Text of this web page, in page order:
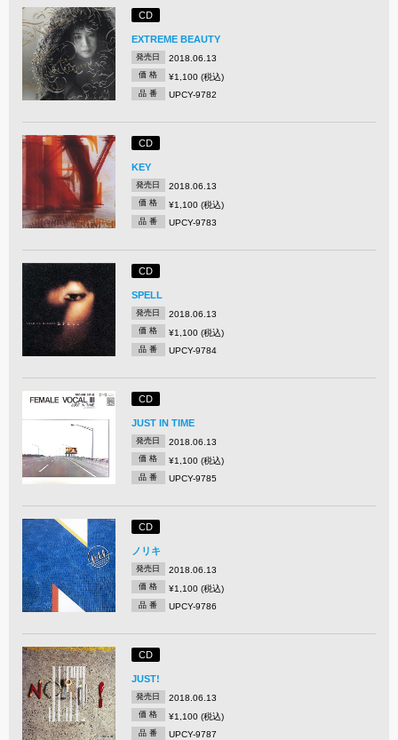
CD
EXTREME BEAUTY
発売日 2018.06.13
価 格 ¥1,100 (税込)
品 番 UPCY-9782
CD
KEY
発売日 2018.06.13
価 格 ¥1,100 (税込)
品 番 UPCY-9783
CD
SPELL
発売日 2018.06.13
価 格 ¥1,100 (税込)
品 番 UPCY-9784
CD
JUST IN TIME
発売日 2018.06.13
価 格 ¥1,100 (税込)
品 番 UPCY-9785
CD
ノリキ
発売日 2018.06.13
価 格 ¥1,100 (税込)
品 番 UPCY-9786
CD
JUST!
発売日 2018.06.13
価 格 ¥1,100 (税込)
品 番 UPCY-9787